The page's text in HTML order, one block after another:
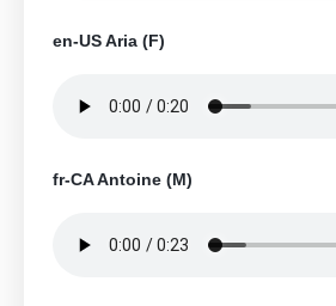
en-US Aria (F)
fr-CA Antoine (M)